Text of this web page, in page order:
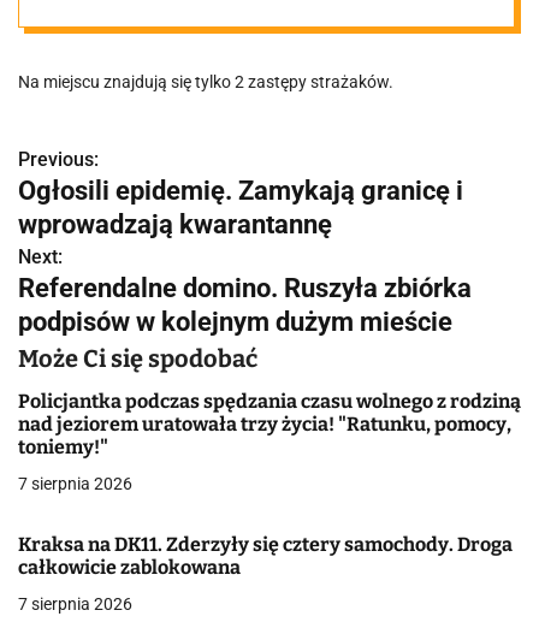
"Wycieki
kwasów zostały
zabezpieczone"
Na miejscu znajdują się tylko 2 zastępy strażaków.
N
a
w
i
g
a
c
j
a
w
Previous:
Ogłosili epidemię. Zamykają granicę i
wprowadzają kwarantannę
Next:
Referendalne domino. Ruszyła zbiórka
podpisów w kolejnym dużym mieście
Może Ci się spodobać
Policjantka podczas spędzania czasu wolnego z rodziną
nad jeziorem uratowała trzy życia! "Ratunku, pomocy,
toniemy!"
7 sierpnia 2026
Kraksa na DK11. Zderzyły się cztery samochody. Droga
całkowicie zablokowana
7 sierpnia 2026